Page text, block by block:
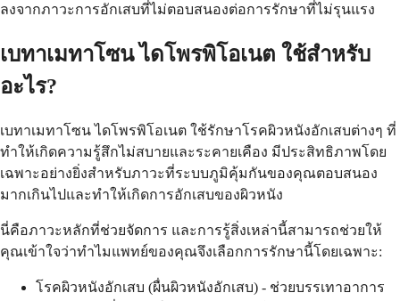
ลงจากภาวะการอักเสบที่ไม่ตอบสนองต่อการรักษาที่ไม่รุนแรง
เบทาเมทาโซน ไดโพรพิโอเนต ใช้สำหรับ
อะไร?
เบทาเมทาโซน ไดโพรพิโอเนต ใช้รักษาโรคผิวหนังอักเสบต่างๆ ที่
ทำให้เกิดความรู้สึกไม่สบายและระคายเคือง มีประสิทธิภาพโดย
เฉพาะอย่างยิ่งสำหรับภาวะที่ระบบภูมิคุ้มกันของคุณตอบสนอง
มากเกินไปและทำให้เกิดการอักเสบของผิวหนัง
นี่คือภาวะหลักที่ช่วยจัดการ และการรู้สิ่งเหล่านี้สามารถช่วยให้
คุณเข้าใจว่าทำไมแพทย์ของคุณจึงเลือกการรักษานี้โดยเฉพาะ:
โรคผิวหนังอักเสบ (ผื่นผิวหนังอักเสบ) - ช่วยบรรเทาอาการ